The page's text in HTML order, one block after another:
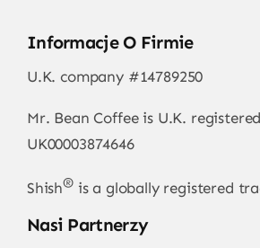
Informacje O Firmie
U.K. company #14789250
Mr. Bean Coffee is U.K.
UK00003874646
Shish®is a globally registered
Nasi Partnerzy